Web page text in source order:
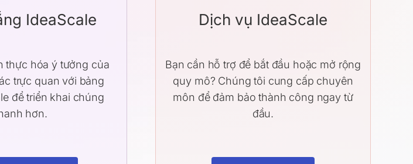
IdeaScale
thực hóa ý tưởng của
trực quan với bảng
để triển khai chúng
hơn.
Dịch vụ IdeaScale
Bạn cần hỗ trợ để bắt đầu hoặc mở rộng
quy mô? Chúng tôi cung cấp chuyên
môn để đảm bảo thành công ngay từ
đầu.